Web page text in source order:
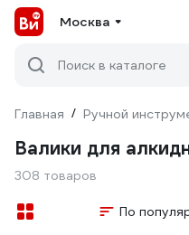
Москва
Поиск в каталоге
Главная / Ручной
Валики для
308 товаров
По